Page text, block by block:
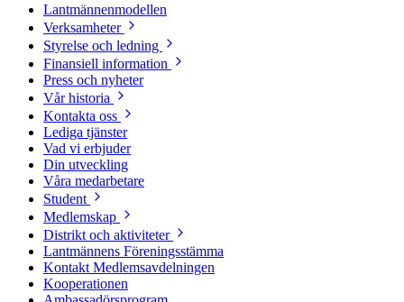
Lantmännenmodellen
Verksamheter
Styrelse och ledning
Finansiell information
Press och nyheter
Vår historia
Kontakta oss
Lediga tjänster
Vad vi erbjuder
Din utveckling
Våra medarbetare
Student
Medlemskap
Distrikt och aktiviteter
Lantmännens Föreningsstämma
Kontakt Medlemsavdelningen
Kooperationen